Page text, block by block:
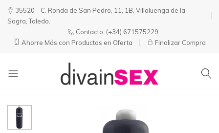
35520 - C. Ronda de San Pedro, 11, 1B, Villaluenga de la
Sagra, Toledo.
Contacto: (+34) 671575229
Ahorre Más con Productos en Oferta
Finalizar Compra